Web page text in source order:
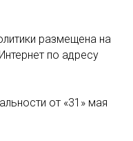
размещена на
по адресу
от «31» мая